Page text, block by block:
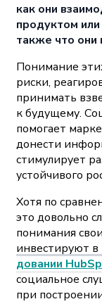
как они
продуктом
также что они
Понимание
риски,
принимать
к будущему.
помогает
донести
стимулирует
устойчивого
Хотя по
это довольно
понимания
инвестируют
довании
социальное
при